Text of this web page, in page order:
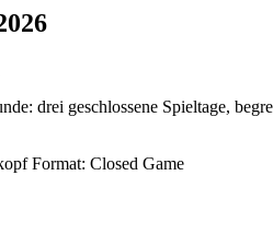
drei geschlossene Spieltage,
Format: Closed Game